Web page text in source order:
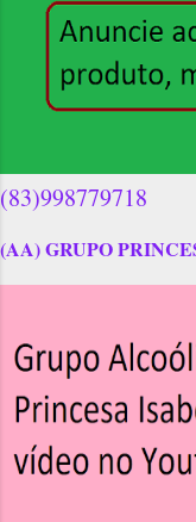
(83)998779718
(AA) GRUPO